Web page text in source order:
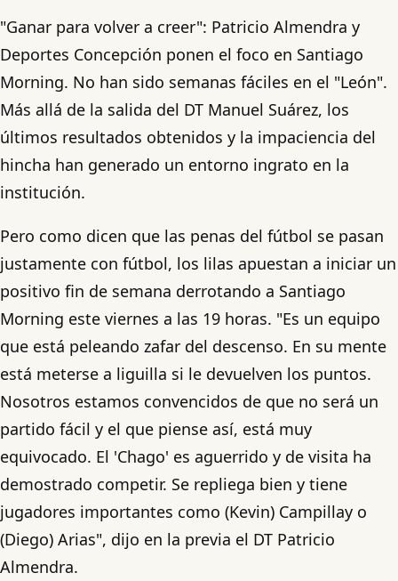
"Ganar para volver a creer": Patricio Almendra y
Deportes Concepción ponen el foco en Santiago
Morning. No han sido semanas fáciles en el "León".
Más allá de la salida del DT Manuel Suárez, los
últimos resultados obtenidos y la impaciencia del
hincha han generado un entorno ingrato en la
institución.
Pero como dicen que las penas del fútbol se pasan
justamente con fútbol, los lilas apuestan a iniciar un
positivo fin de semana derrotando a Santiago
Morning este viernes a las 19 horas. "Es un equipo
que está peleando zafar del descenso. En su mente
está meterse a liguilla si le devuelven los puntos.
Nosotros estamos convencidos de que no será un
partido fácil y el que piense así, está muy
equivocado. El 'Chago' es aguerrido y de visita ha
demostrado competir. Se repliega bien y tiene
jugadores importantes como (Kevin) Campillay o
(Diego) Arias", dijo en la previa el DT Patricio
Almendra.